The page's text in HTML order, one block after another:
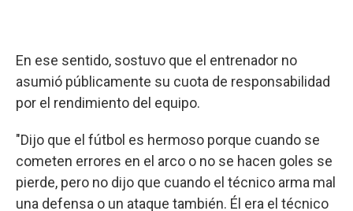
En ese sentido, sostuvo que el entrenador no
asumió públicamente su cuota de responsabilidad
por el rendimiento del equipo.
"Dijo que el fútbol es hermoso porque cuando se
cometen errores en el arco o no se hacen goles se
pierde, pero no dijo que cuando el técnico arma mal
una defensa o un ataque también. Él era el técnico